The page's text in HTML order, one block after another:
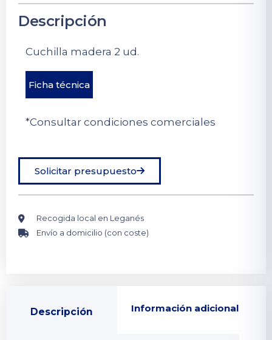
Descripción
Cuchilla madera 2 ud.
Ficha técnica
*Consultar condiciones comerciales
Solicitar presupuesto
Recogida local en Leganés
Envío a domicilio (con coste)
Descripción Información adicional